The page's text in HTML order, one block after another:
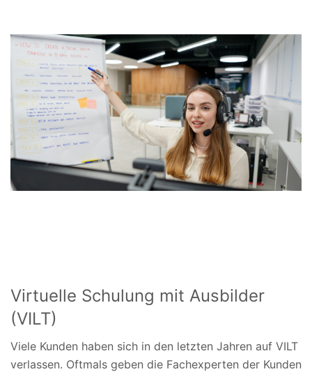
Virtuelle Schulung mit Ausbilder
(VILT)
Viele Kunden haben sich in den letzten Jahren auf VILT
verlassen. Oftmals geben die Fachexperten der Kunden